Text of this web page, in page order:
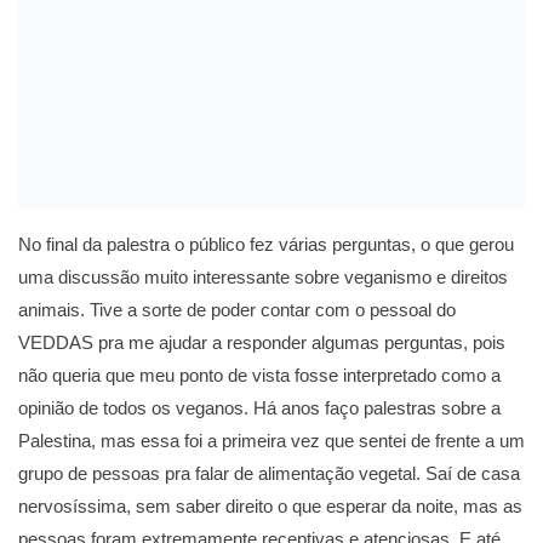
No final da palestra o público fez várias perguntas, o que gerou
uma discussão muito interessante sobre veganismo e direitos
animais. Tive a sorte de poder contar com o pessoal do
VEDDAS pra me ajudar a responder algumas perguntas, pois
não queria que meu ponto de vista fosse interpretado como a
opinião de todos os veganos. Há anos faço palestras sobre a
Palestina, mas essa foi a primeira vez que sentei de frente a um
grupo de pessoas pra falar de alimentação vegetal. Saí de casa
nervosíssima, sem saber direito o que esperar da noite, mas as
pessoas foram extremamente receptivas e atenciosas. E até